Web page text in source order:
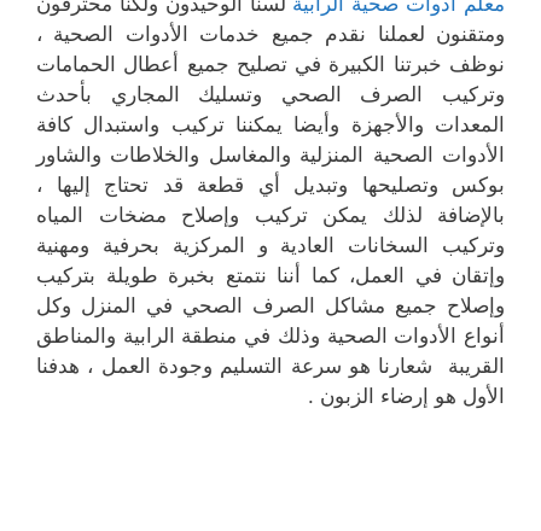
ومتقنون لعملنا نقدم جميع خدمات الأدوات الصحية ،
نوظف خبرتنا الكبيرة في تصليح جميع أعطال الحمامات
وتركيب الصرف الصحي وتسليك المجاري بأحدث
المعدات والأجهزة وأيضا يمكننا تركيب واستبدال كافة
الأدوات الصحية المنزلية والمغاسل والخلاطات والشاور
بوكس وتصليحها وتبديل أي قطعة قد تحتاج إليها ،
بالإضافة لذلك يمكن تركيب وإصلاح مضخات المياه
وتركيب السخانات العادية و المركزية بحرفية ومهنية
وإتقان في العمل، كما أننا نتمتع بخبرة طويلة بتركيب
وإصلاح جميع مشاكل الصرف الصحي في المنزل وكل
أنواع الأدوات الصحية وذلك في منطقة الرابية والمناطق
القريبة شعارنا هو سرعة التسليم وجودة العمل ، هدفنا
الأول هو إرضاء الزبون .